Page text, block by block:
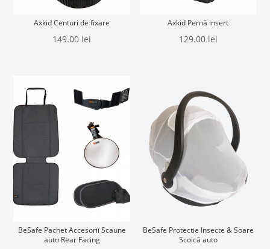
Axkid Centuri de fixare
149.00 lei
Axkid Pernă insert
129.00 lei
BeSafe Pachet Accesorii Scaune
auto Rear Facing
BeSafe Protectie Insecte & Soare
Scoică auto